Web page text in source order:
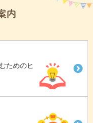
内
ためのヒ